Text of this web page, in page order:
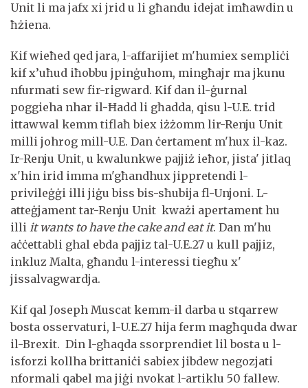
Unit li ma jafx xi jrid u li għandu idejat imħawdin u
ħżiena.
Kif wieħed qed jara, l-affarijiet m'humiex sempliċi
kif x’uħud iħobbu jpinġuhom, mingħajr ma jkunu
nfurmati sew fir-rigward. Kif dan il-ġurnal
poggieha nhar il-Ħadd li għadda, qisu l-U.E. trid
ittawwal kemm tiflaħ biex iżżomm lir-Renju Unit
milli johrog mill-U.E. Dan ċertament m'hux il-kaz.
Ir-Renju Unit, u kwalunkwe pajjiż ieħor, jista' jitlaq
x'hin irid imma m'għandhux jippretendi l-
privileġġi illi jiġu biss bis-sħubija fl-Unjoni. L-
atteġjament tar-Renju Unit kważi apertament hu
illi it wants to have the cake and eat it. Dan m'hu
aċċettabli ghal ebda pajjiz tal-U.E.27 u kull pajjiz,
inkluz Malta, għandu l-interessi tiegħu x'
jissalvagwardja.
Kif qal Joseph Muscat kemm-il darba u stqarrew
bosta osservaturi, l-U.E.27 hija ferm magħquda dwar
il-Brexit. Din l-għaqda ssorprendiet lil bosta u l-
isforzi kollha brittaniċi sabiex jibdew negozjati
nformali qabel ma jiġi nvokat l-artiklu 50 fallew.